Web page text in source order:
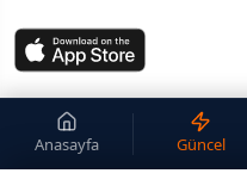
Anasayfa Güncel